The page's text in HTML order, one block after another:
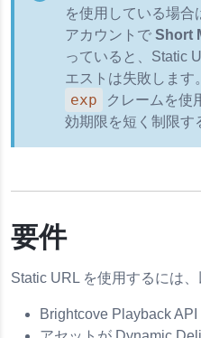
を使用している場合
アカウントで Short
っていると、Static
エストは失敗します
exp
クレームを使
効期限を短く制限す
要件
Static URL を使用するには
Brightcove Playback API